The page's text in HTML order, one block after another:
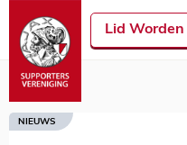
Lid Worden
NIEUWS